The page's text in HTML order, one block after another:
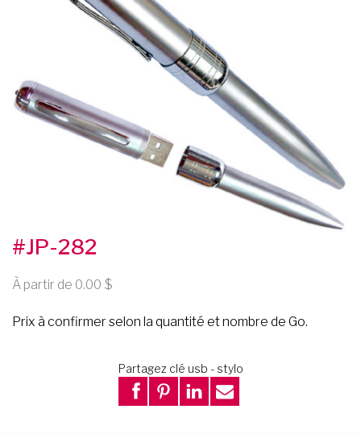
#JP-282
À partir de 0.00
Prix à confirmer selon la quantité et nombre de Go.
Partagez clé usb - stylo